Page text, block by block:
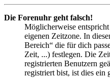
Die Forenuhr geht falsch!
Möglicherweise
eigenen Zeitzone. In
Bereich“ die für dich
Zeit, ...) festlegen. Die
registrierten Benutzern
registriert bist, ist dies ein